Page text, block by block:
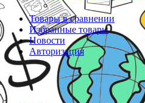
Товары в сравнении
Избранные товары
Новости
Авторизация